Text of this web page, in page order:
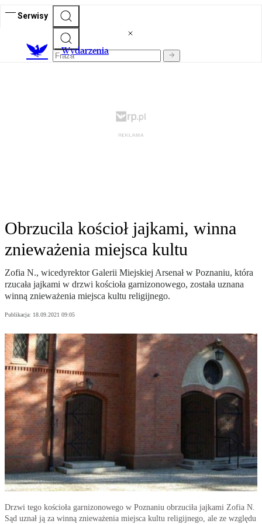
Serwisy
Wydarzenia
Obrzucila kościoł jajkami, winna
znieważenia miejsca kultu
Zofia N., wicedyrektor Galerii Miejskiej Arsenał w Poznaniu, która
rzucała jajkami w drzwi kościoła garnizonowego, została uznana
winną znieważenia miejsca kultu religijnego.
Publikacja: 18.09.2021 09:05
Drzwi tego kościoła garnizonowego w Poznaniu obrzuciła jajkami Zofia N.
Sąd uznał ją za winną znieważenia miejsca kultu religijnego, ale ze względu